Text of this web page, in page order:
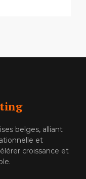
belges, alliant
et
croissance et